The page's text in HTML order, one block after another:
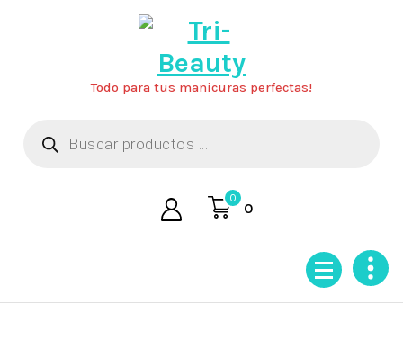
Todo para tus manicuras perfectas!
productos
0
0